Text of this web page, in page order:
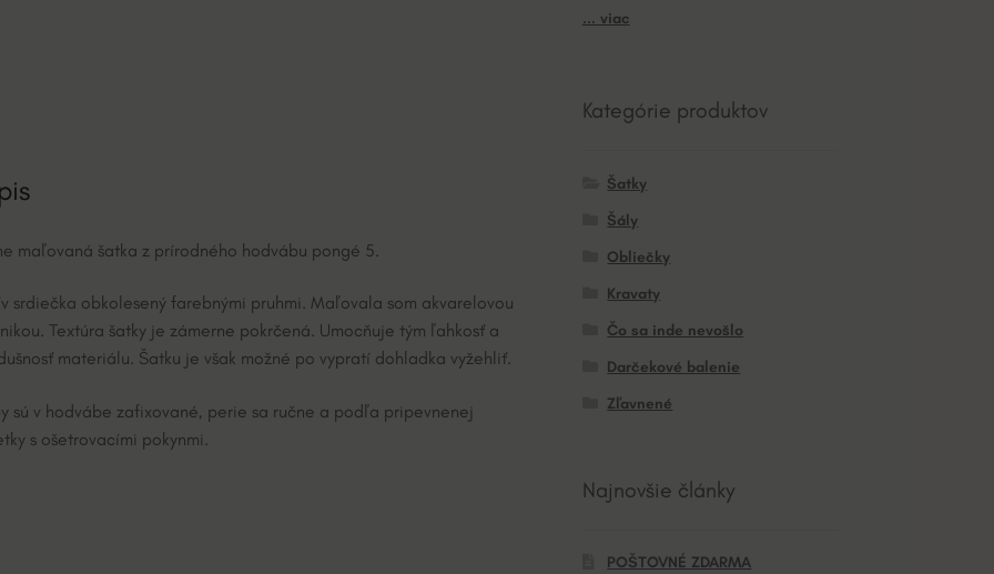
maľovaná šatka z prírodného hodvábu pongé 5.
srdiečka obkolesený farebnými pruhmi. Maľovala som akvarelovou
Textúra šatky je zámerne pokrčená. Umocňuje tým ľahkosť a
materiálu. Šatku je však možné po vypratí dohladka vyžehliť.
sú v hodvábe zafixované, perie sa ručne a podľa pripevnenej
s ošetrovacími pokynmi.
VOPRED: 7,20€.
... viac
Kategórie produktov
Šatky
Šály
Obliečky
Kravaty
Čo sa inde nevošlo
Darčekové balenie
Zľavnené
Najnovšie články
POŠTOVNÉ ZDARMA